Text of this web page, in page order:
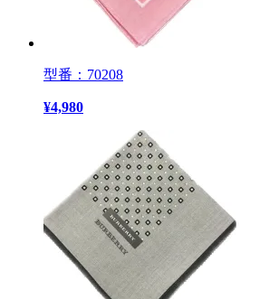
型番：70208
¥4,980